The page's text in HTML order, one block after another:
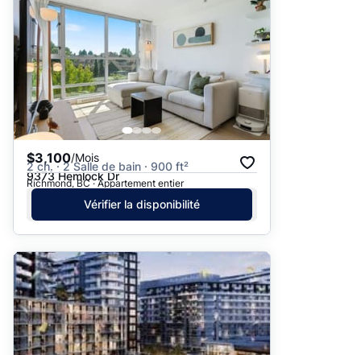
$3,100/Mois
2 ch. · 2 Salle de bain · 900 ft²
9373 Hemlock Dr
Richmond, BC · Appartement entier
Vérifier la disponibilité